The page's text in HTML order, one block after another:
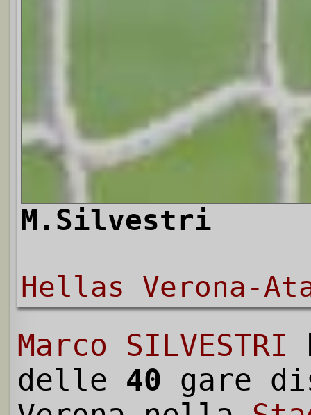
M.Silvestri
Hellas Verona-
Marco SILVESTRI
delle 40 gare